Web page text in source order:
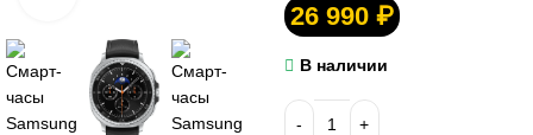
26 990 ₽
В наличии